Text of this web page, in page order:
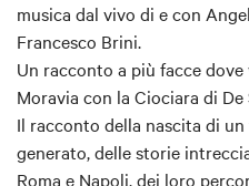
musica dal vivo di e con
Francesco Brini.
Un racconto a più facce
Moravia con la Ciociara di
Il racconto della nascita di
generato, delle storie
Roma e Napoli, dei loro